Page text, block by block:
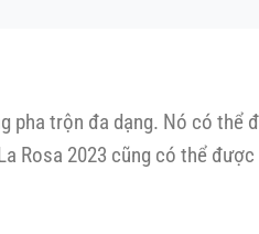
pha trộn đa dạng. Nó có
Rosa 2023 cũng có thể